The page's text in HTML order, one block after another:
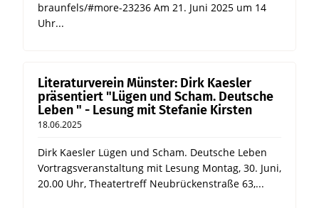
braunfels/#more-23236 Am 21. Juni 2025 um 14
Uhr...
Literaturverein Münster: Dirk Kaesler
präsentiert "Lügen und Scham. Deutsche
Leben " - Lesung mit Stefanie Kirsten
18.06.2025
Dirk Kaesler Lügen und Scham. Deutsche Leben
Vortragsveranstaltung mit Lesung Montag, 30. Juni,
20.00 Uhr, Theatertreff Neubrückenstraße 63,...